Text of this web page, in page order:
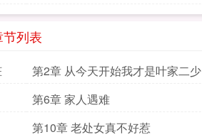
节列表
第2章 从今天开始我才是叶家二少
第6章 家人遇难
第10章 老处女真不好惹